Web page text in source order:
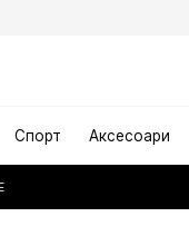
Спорт Аксесоари